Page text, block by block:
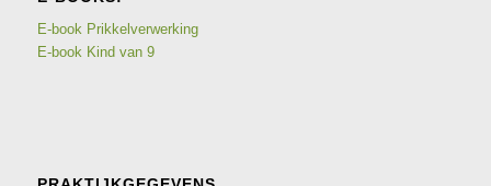
E-book Prikkelverwerking
E-book Kind van 9